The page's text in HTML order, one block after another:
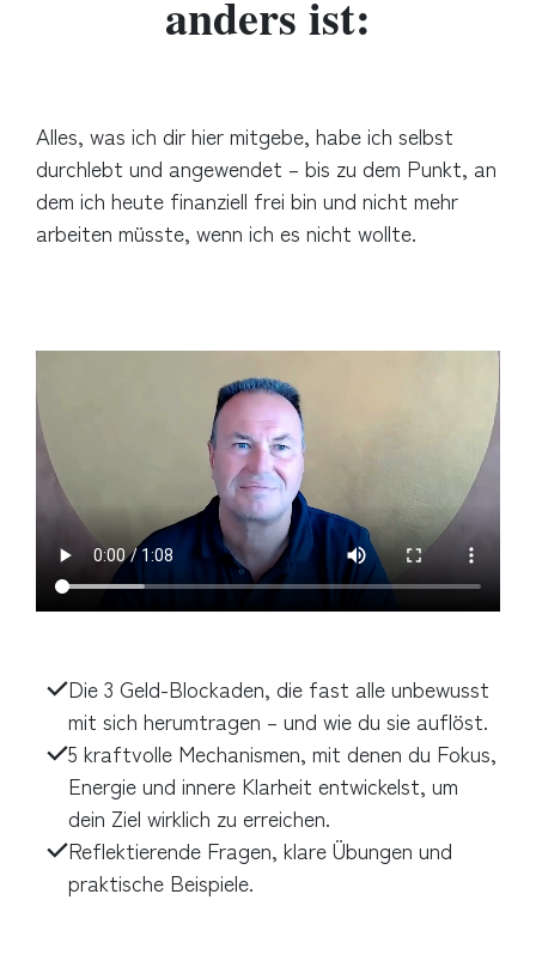
anders ist:
Alles, was ich dir hier mitgebe, habe ich selbst
durchlebt und angewendet – bis zu dem Punkt, an
dem ich heute finanziell frei bin und nicht mehr
arbeiten müsste, wenn ich es nicht wollte.
Die 3 Geld-Blockaden, die fast alle unbewusst
mit sich herumtragen – und wie du sie auflöst.
5 kraftvolle Mechanismen, mit denen du Fokus,
Energie und innere Klarheit entwickelst, um
dein Ziel wirklich zu erreichen.
Reflektierende Fragen, klare Übungen und
praktische Beispiele.